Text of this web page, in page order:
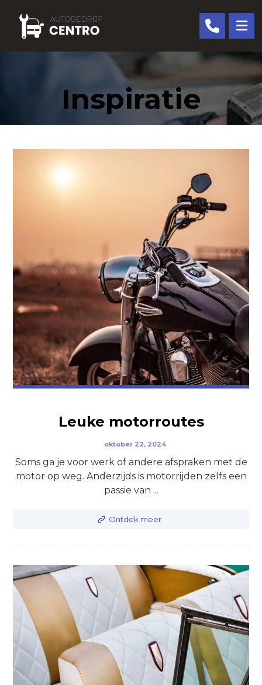
Inspiratie
Leuke motorroutes
oktober 22, 2024
Soms ga je voor werk of andere afspraken met de
motor op weg. Anderzijds is motorrijden zelfs een
passie van ...
Ontdek meer